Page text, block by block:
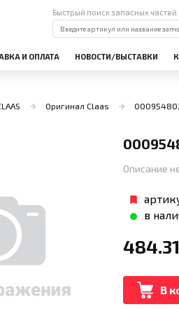
Быстрый поиск запасных частей
И ОПЛАТА НОВОСТИ/ВЫСТАВКИ
Оригинал Claas
Описание
в
484.31
В